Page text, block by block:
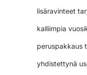
lisäravinteet
kalliimpia
peruspakkaus
yhdistettynä